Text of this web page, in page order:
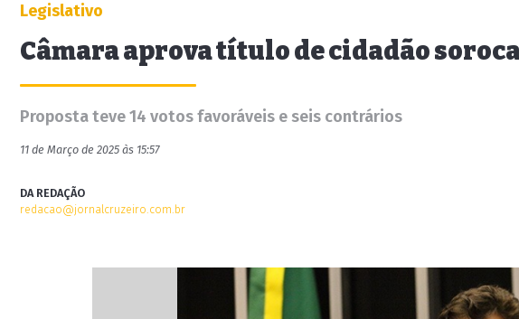
Legislativo
Câmara aprova título de cidadão
Proposta teve 14 votos favoráveis e seis contrários
11 de Março de 2025 às 15:57
DA REDAÇÃO
redacao@jornalcruzeiro.com.br